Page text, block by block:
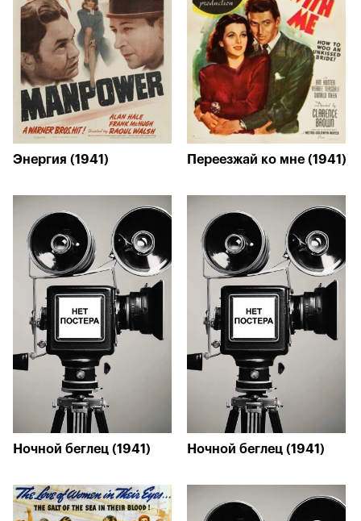
Энергия (1941) Переезжай ко мне (1941)
Ночной беглец (1941) Ночной беглец (1941)